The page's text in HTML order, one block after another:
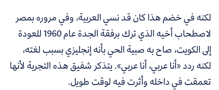
لكنه في خضم هذا كان قد نسي العربية، وفي مروره بمصر
لاصطحاب أخيه الذي ترك برفقة الجدة عام 1960 للعودة
إلى الكويت، صاح به صبية الحي بأنه إنجليزي بسبب لغته،
لكنه ردد «أنا عربي، أنا عربي». يتذكر شفيق هذه التجربة لأنها
تعمقت في داخله وأثرت فيه لوقت طويل.